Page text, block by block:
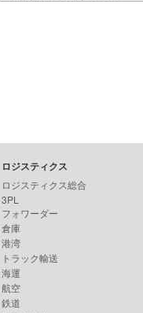
ロジスティクス
ロジスティクス総合
3PL
フォワーダー
倉庫
港湾
トラック輸送
海運
航空
鉄道